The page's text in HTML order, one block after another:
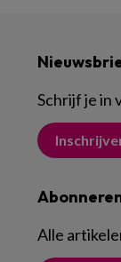
Schrijf je in
Alle